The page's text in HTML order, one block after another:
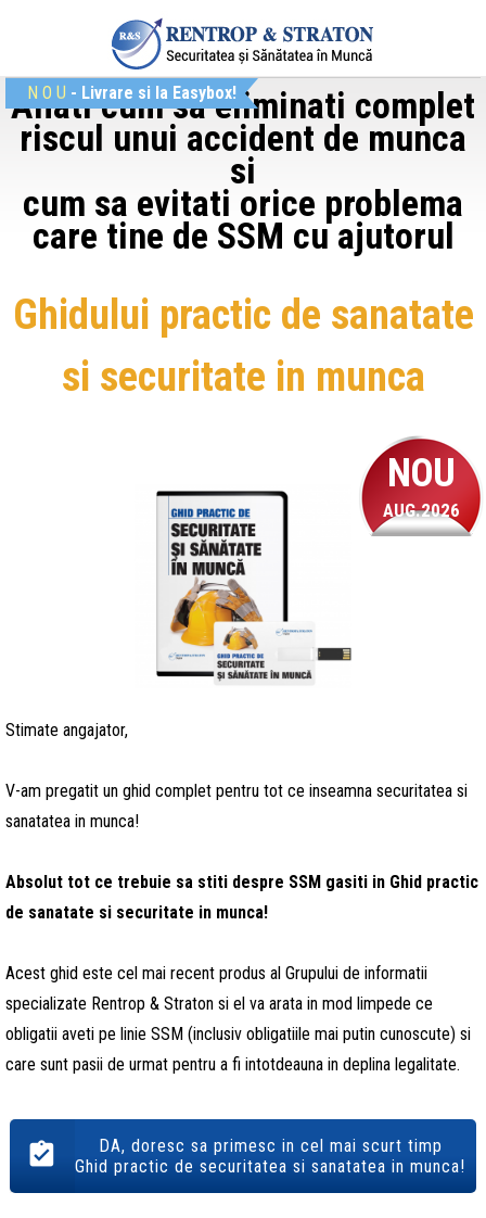
N O U - Livrare si la Easybox!
Aflati cum sa eliminati complet
riscul unui accident de munca
si
cum sa evitati orice problema
care tine de SSM cu ajutorul
Ghidului practic de sanatate
si securitate in munca
NOU
AUG.2026
Stimate angajator,
V-am pregatit un ghid complet pentru tot ce inseamna securitatea si
sanatatea in munca!
Absolut tot ce trebuie sa stiti despre SSM gasiti in Ghid practic
de sanatate si securitate in munca!
Acest ghid este cel mai recent produs al Grupului de informatii
specializate Rentrop & Straton si el va arata in mod limpede ce
obligatii aveti pe linie SSM (inclusiv obligatiile mai putin cunoscute) si
care sunt pasii de urmat pentru a fi intotdeauna in deplina legalitate.
DA, doresc sa primesc in cel mai scurt timp
Ghid practic de securitatea si sanatatea in munca!